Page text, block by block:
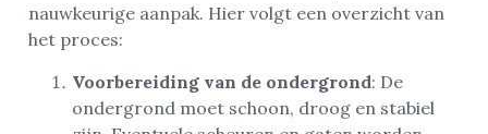
nauwkeurige aanpak. Hier volgt een overzicht van
het proces:
Voorbereiding van de ondergrond: De
ondergrond moet schoon, droog en stabiel